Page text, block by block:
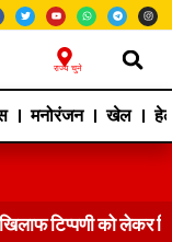
राज्य चुने
मनोरंजन खेल
टिप्पणी को लेकर